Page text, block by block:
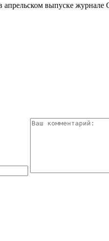
выпуске журнале